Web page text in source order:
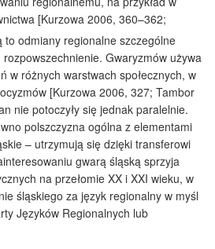
[Kurzowa 2006, 360–362;
to odmiany regionalne szczególne
Gwaryzmów używa
w różnych warstwach społecznych, w
[Kurzowa 2006, 327; Tambor
nie potoczyły się jednak paralelnie.
polszczyzna ogólna z elementami
– utrzymują się dzięki transferowi
gwarą śląską sprzyja
na przełomie XX i XXI wieku, w
śląskiego za język regionalny w myśl
Języków Regionalnych lub